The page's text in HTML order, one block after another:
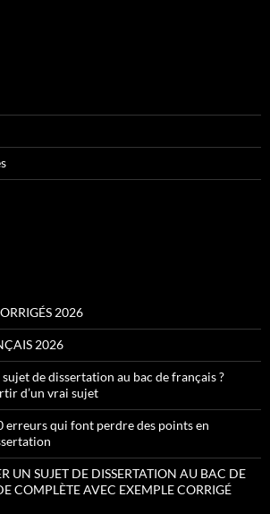
2026
2026
de dissertation au bac de français ?
d’un vrai sujet
erreurs qui font perdre des points en
UN SUJET DE DISSERTATION AU BAC DE
COMPLÈTE AVEC EXEMPLE CORRIGÉ